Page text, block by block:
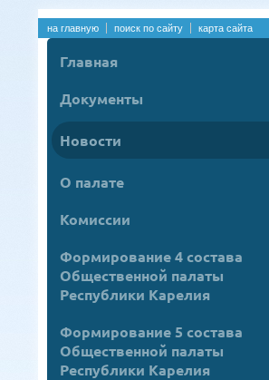
на главную поиск по сайту карта сайта
Главная
Документы
Новости
О палате
Комиссии
Формирование 4 состава
Общественной палаты
Республики Карелия
Формирование 5 состава
Общественной палаты
Республики Карелия